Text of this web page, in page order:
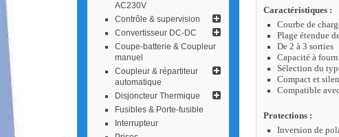
AC230V
Contrôle & supervision
Convertisseur DC-DC
Coupe-batterie & Coupleur
manuel
Coupleur & répa​rtiteur
automatique
Disjoncteur Thermique
Fusibles & Porte-fusible
Interrupteur
Caractéristiques :
Courbe de
Plage étendue
De 2 à 3 sorties
Capacité à
Sélection du
Compact et
Compatible
Protections :
Inversion de